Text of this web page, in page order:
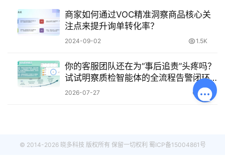
商家如何通过VOC精准洞察商品核心关
注点来提升询单转化率？
2024-09-02 1.5K
你的客服团队还在为“事后追责”头疼吗？
试试明察质检智能体的全流程告警闭环
管理！
2026-07-27 39
© 2014-2026 晓多科技 版权所有 保留一切权利 蜀ICP备15004861号